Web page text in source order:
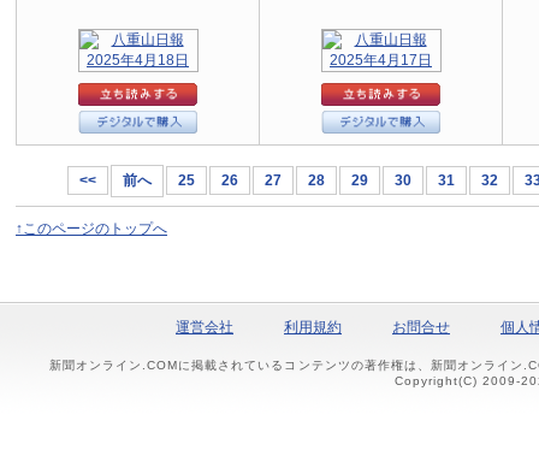
<< 前へ 25 26 27 28 29 30 31 32
↑このページのトップへ
運営会社 利用規約 お問合せ 個人
新聞オンライン.COMに掲載されているコンテンツの著作権は、新聞オンライン
Copyright(C) 2009-